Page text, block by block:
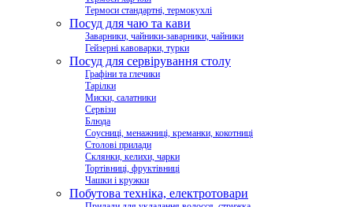
Термоси стандартні, термокухлі
Посуд для чаю та кави
Заварники, чайники-заварники, чайники
Гейзерні кавоварки, турки
Посуд для сервірування столу
Графіни та глечики
Тарілки
Миски, салатники
Сервізи
Блюда
Соусниці, менажниці, креманки, кокотниці
Столові прилади
Склянки, келихи, чарки
Тортівниці, фруктівниці
Чашки і кружки
Побутова техніка, електротовари